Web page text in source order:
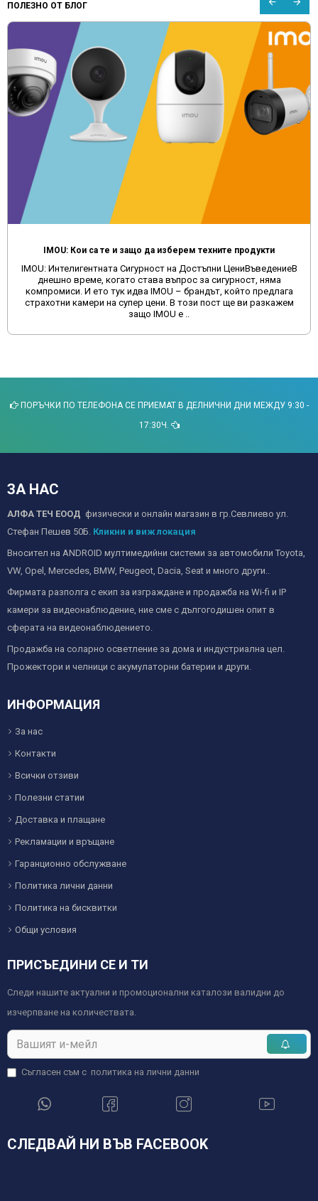
ПОЛЕЗНО ОТ БЛОГ
IMOU: Кои са те и защо да изберем техните продукти
IMOU: Интелигентната Сигурност на Достъпни ЦениВъведениеВ
днешно време, когато става въпрос за сигурност, няма
компромиси. И ето тук идва IMOU – брандът, който предлага
страхотни камери на супер цени. В този пост ще ви разкажем
защо IMOU е ..
ПОРЪЧКИ ПО ТЕЛЕФОНА СЕ ПРИЕМАТ В ДЕЛНИЧНИ ДНИ МЕЖДУ 9:30 -
17:30Ч.
ЗА НАС
АЛФА ТЕЧ ЕООД физически и онлайн магазин в гр.Севлиево ул.
Стефан Пешев 50Б. Кликни и виж локация
Вносител на ANDROID мултимедийни системи за автомобили Toyota,
VW, Opel, Mercedes, BMW, Peugeot, Dacia, Seat и много други..
Фирмата разполга с екип за изграждане и продажба на Wi-fi и IP
камери за видеонаблюдение, ние сме с дългогодишен опит в
сферата на видеонаблюдението.
Продажба на соларно осветление за дома и индустриална цел.
Прожектори и челници с акумулаторни батерии и други.
ИНФОРМАЦИЯ
За нас
Контакти
Всички отзиви
Полезни статии
Доставка и плащане
Рекламации и връщане
Гаранционно обслужване
Политика лични данни
Политика на бисквитки
Общи условия
ПРИСЪЕДИНИ СЕ И ТИ
Следи нашите актуални и промоционални каталози валидни до
изчерпване на количествата.
Съгласен съм с политика на лични данни
СЛЕДВАЙ НИ ВЪВ FACEBOOK